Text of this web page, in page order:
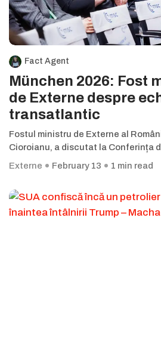
Fact Agent
München 2026: Fost
de Externe despre
transatlantic
Fostul ministru de Externe al
Cioroianu, a discutat la Conferința
Externe
February 13 1 min read